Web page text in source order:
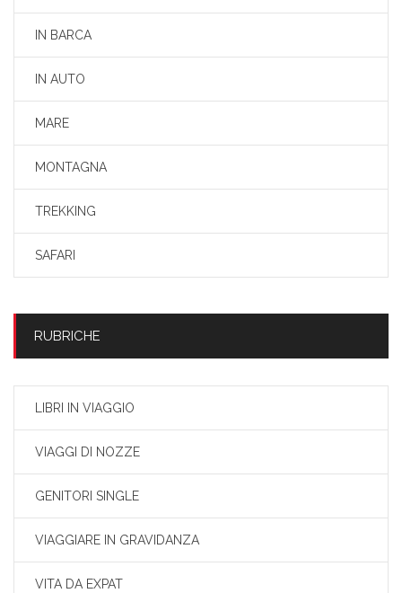
IN BARCA
IN AUTO
MARE
MONTAGNA
TREKKING
SAFARI
RUBRICHE
LIBRI IN VIAGGIO
VIAGGI DI NOZZE
GENITORI SINGLE
VIAGGIARE IN GRAVIDANZA
VITA DA EXPAT